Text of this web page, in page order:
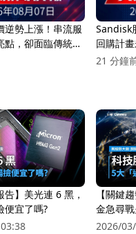
逆勢上漲！串流服
點，卻面臨傳統媒
Sandisk
回購計
21 分鐘
告】美光連 6 黑，
便宜了嗎?
【關鍵
金急尋
衛星股
2026/